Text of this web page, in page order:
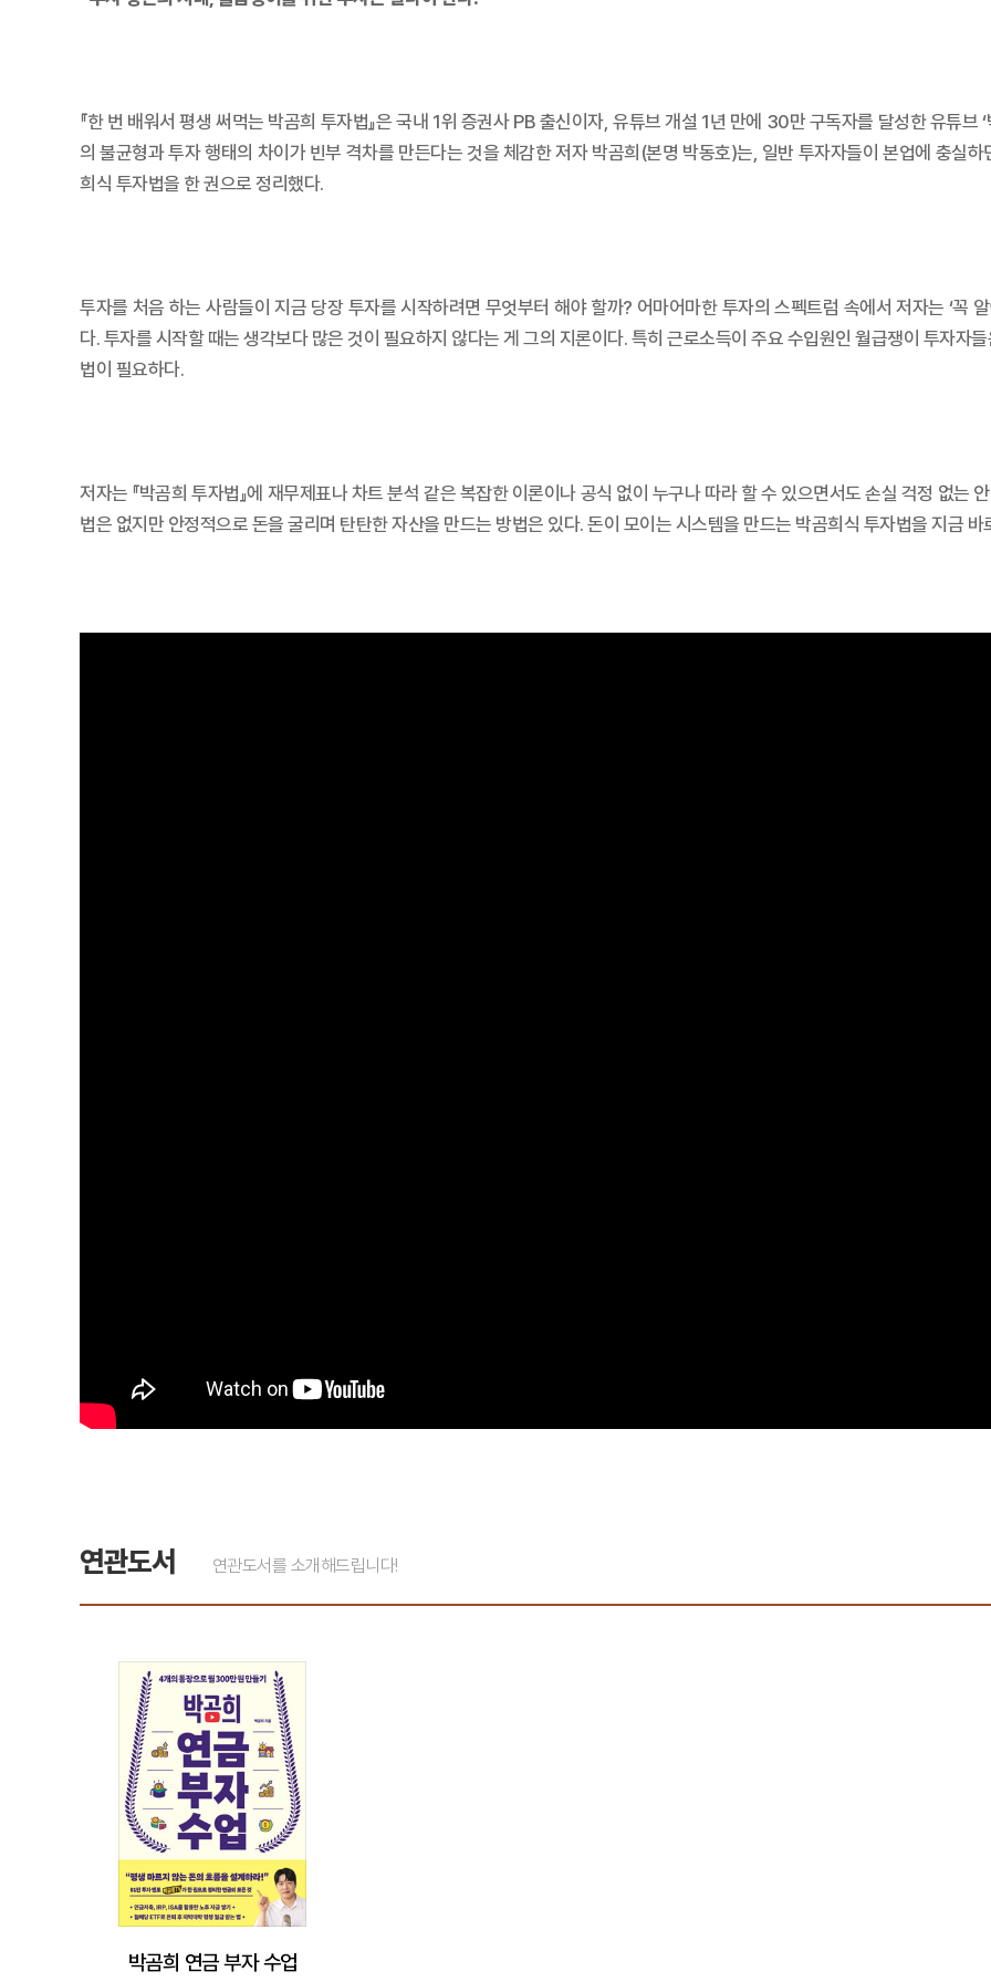
『한 번 배워서 평생 써먹는 박곰희 투자법』은 국내 1위 증권사 PB 출신이자, 유튜브 개설 1년 만에 30만 구독자를 달성한 유튜
의 불균형과 투자 행태의 차이가 빈부 격차를 만든다는 것을 체감한 저자 박곰희(본명 박동호)는, 일반 투자자들이 본업에 충실
희식 투자법을 한 권으로 정리했다.
투자를 처음 하는 사람들이 지금 당장 투자를 시작하려면 무엇부터 해야 할까? 어마어마한 투자의 스펙트럼 속에서 저자는 ‘꼭
다. 투자를 시작할 때는 생각보다 많은 것이 필요하지 않다는 게 그의 지론이다. 특히 근로소득이 주요 수입원인 월급쟁이 투자자
법이 필요하다.
저자는 『박곰희 투자법』에 재무제표나 차트 분석 같은 복잡한 이론이나 공식 없이 누구나 따라 할 수 있으면서도 손실 걱정 없는
법은 없지만 안정적으로 돈을 굴리며 탄탄한 자산을 만드는 방법은 있다. 돈이 모이는 시스템을 만드는 박곰희식 투자법을 지금 바
연관도서 연관도서를 소개해드립니다!
박곰희 연금 부자 수업